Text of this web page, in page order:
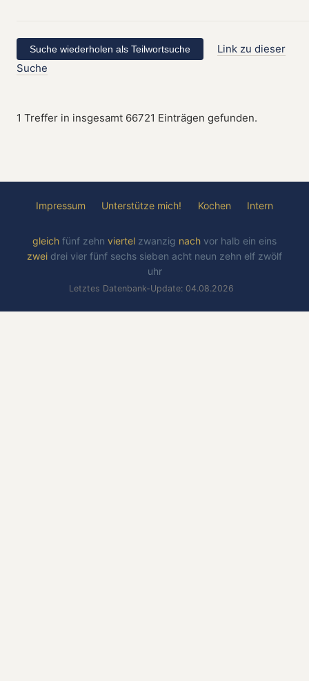
Link zu dieser
Suche
1 Treffer in insgesamt 66721 Einträgen gefunden.
Impressum Unterstütze mich! Kochen Intern
gleich fünf zehn viertel zwanzig nach vor halb ein eins
zwei drei vier fünf sechs sieben acht neun zehn elf zwölf
uhr
Letztes Datenbank-Update: 04.08.2026